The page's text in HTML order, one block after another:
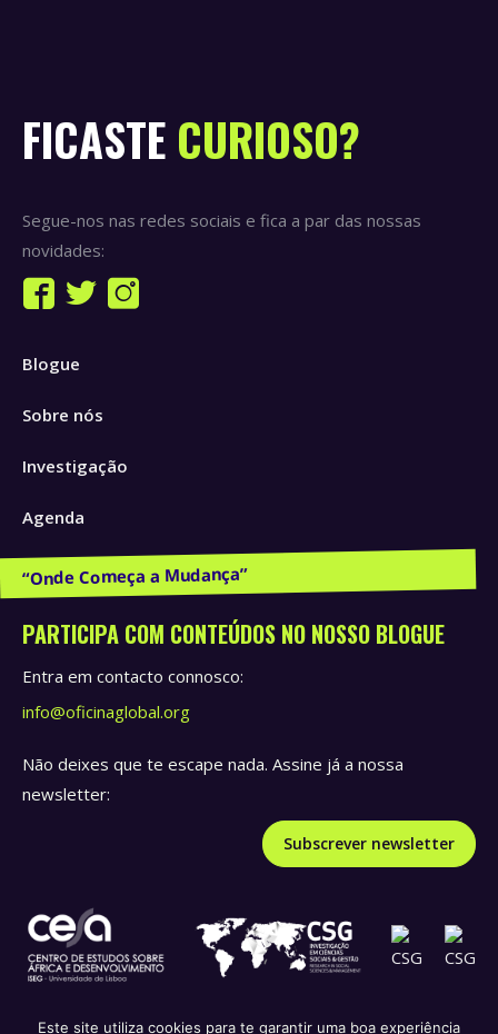
FICASTE CURIOSO?
Segue-nos nas redes sociais e fica a par das nossas
novidades:
Find us on:
Facebook
opens
new
Twitter
new
Instagram
Blogue
Sobre nós
Investigação
Agenda
Publicações e Recursos
PARTICIPA COM CONTEÚDOS NO NOSSO BLOGUE
Entra em contacto connosco:
info@oficinaglobal.org
Não deixes que te escape nada. Assine já a nossa
newsletter:
Subscrever newsletter
Este site utiliza cookies para te garantir uma boa experiência